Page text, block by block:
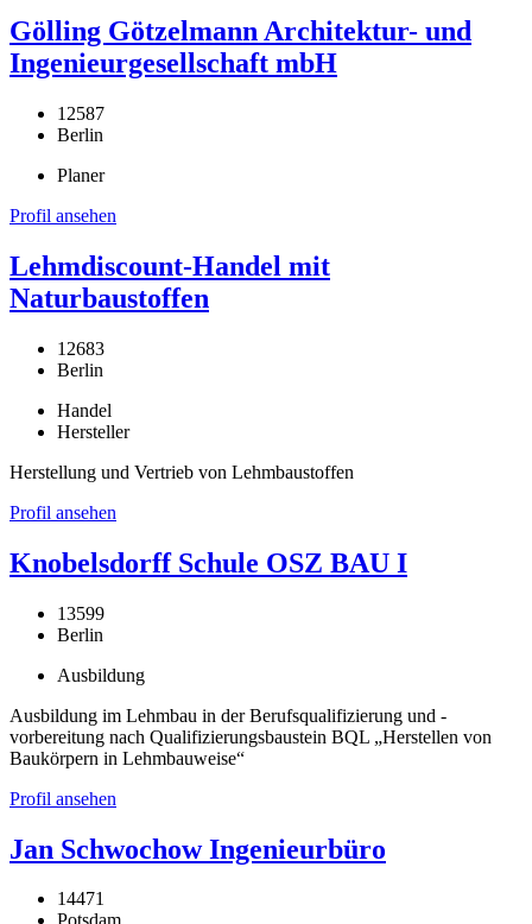
Gölling Götzelmann Architektur- und
Ingenieurgesellschaft mbH
12587
Berlin
Planer
Profil ansehen
Lehmdiscount-Handel mit
Naturbaustoffen
12683
Berlin
Handel
Hersteller
Herstellung und Vertrieb von Lehmbaustoffen
Profil ansehen
Knobelsdorff Schule OSZ BAU I
13599
Berlin
Ausbildung
Ausbildung im Lehmbau in der Berufsqualifizierung und -
vorbereitung nach Qualifizierungsbaustein BQL „Herstellen von
Baukörpern in Lehmbauweise“
Profil ansehen
Jan Schwochow Ingenieurbüro
14471